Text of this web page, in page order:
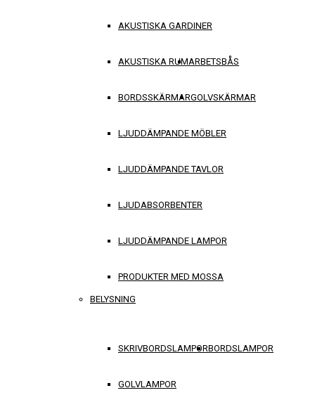
AKUSTISKA GARDINER
AKUSTISKA RUMARBETSBÅS
BORDSSKÄRMARGOLVSKÄRMAR
LJUDDÄMPANDE MÖBLER
LJUDDÄMPANDE TAVLOR
LJUDABSORBENTER
LJUDDÄMPANDE LAMPOR
PRODUKTER MED MOSSA
BELYSNING
SKRIVBORDSLAMPORBORDSLAMPOR
GOLVLAMPOR